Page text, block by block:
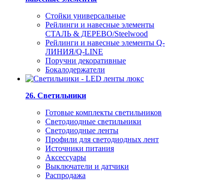
Стойки универсальные
Рейлинги и навесные элементы
СТАЛЬ & ДЕРЕВО/Steelwood
Рейлинги и навесные элементы Q-
ЛИНИЯ/Q-LINE
Поручни декоративные
Бокалодержатели
26. Светильники
Готовые комплекты светильников
Светодиодные светильники
Светодиодные ленты
Профили для светодиодных лент
Источники питания
Аксессуары
Выключатели и датчики
Распродажа